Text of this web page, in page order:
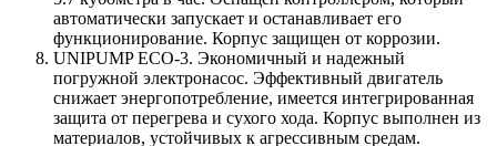
автоматически запускает и останавливает его
функционирование. Корпус защищен от коррозии.
UNIPUMP ECO-3. Экономичный и надежный
погружной электронасос. Эффективный двигатель
снижает энергопотребление, имеется интегрированная
защита от перегрева и сухого хода. Корпус выполнен из
материалов, устойчивых к агрессивным средам.